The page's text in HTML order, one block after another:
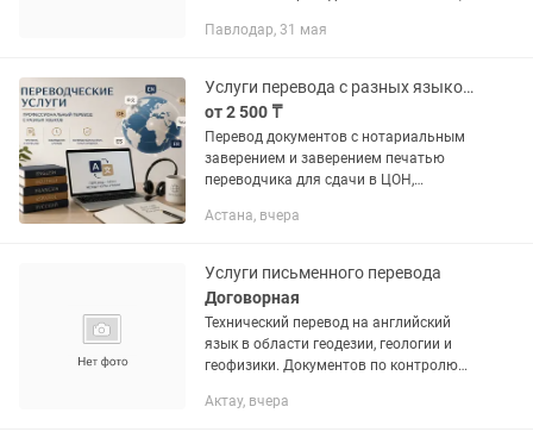
медицинской тематики; -Шаблонные
Павлодар, 31 мая
Услуги перевода с разных языков с заверением
от 2 500 ₸
Перевод документов с нотариальным
заверением и заверением печатью
переводчика для сдачи в ЦОН,
оформления визы. Опыт работы более
Астана, вчера
Услуги письменного перевода
Договорная
Технический перевод на английский
язык в области геодезии, геологии и
геофизики. Документов по контролю
Актау, вчера